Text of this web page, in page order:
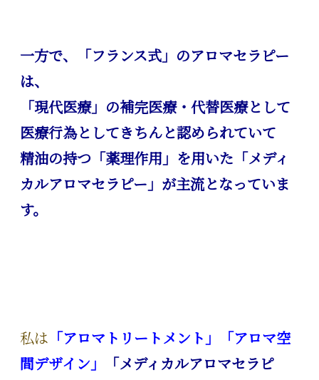
一方で、「フランス式」のアロマセラピー
は、
「現代医療」の補完医療・代替医療として
医療行為としてきちんと認められていて
精油の持つ「薬理作用」を用いた 「メディ
カルアロマセラピー」が主流となっていま
す。
私は 「アロマトリートメント」「アロマ空
間デザイン」
「メディカルアロマセラピ